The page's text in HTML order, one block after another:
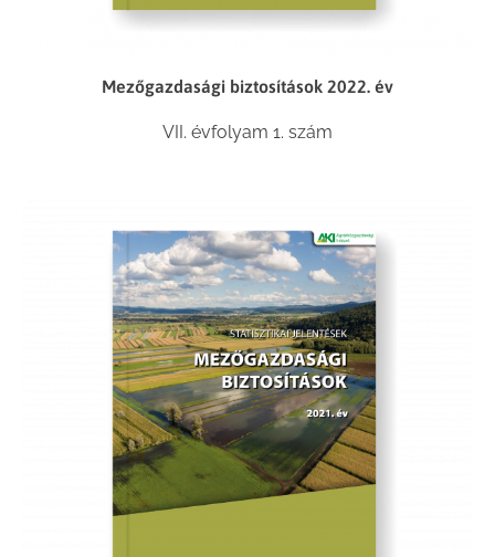
Mezőgazdasági biztosítások 2022. év
VII. évfolyam 1. szám